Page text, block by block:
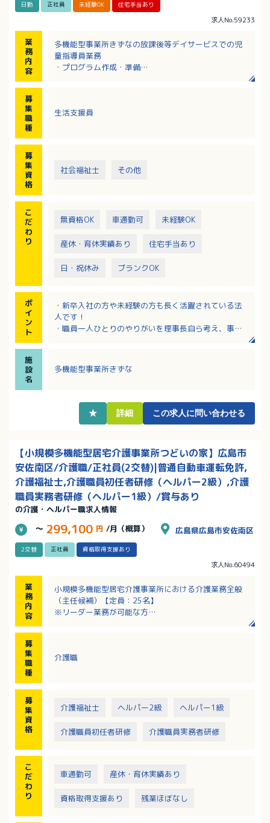
日勤 正社員 未経験OK 住宅手当あり
求人No.59233
業
務
内
容
多機能型事業所きずなの放課後等デイサービスでの児
童指導員業務
・プログラム作成・準備
※月2回の音楽療法やお菓子などの簡単なクッキングを
※利用者について：1日平均12名（小学生が中心）
・送迎業務があるため普通自動車運転必須（AT限定
※送迎補足 車種：ノア、パッソ（一人または二人で
募
集
職
種
生活支援員
募
集
資
格
社会福祉士 その他
こ
だ
わ
り
無資格OK 車通勤可 未経験OK
産休・育休実績あり 住宅手当あり
日・祝休み ブランクOK
ポ
イ
ン
ト
・新卒入社の方や未経験の方も長く活躍されている法
人です！
・職員一人ひとりのやりがいを理事長自ら考え、事業
・応募についてはまず見学からでも可能です！
・20代～50代の幅広い年齢層の方が働いておられます
施
設
名
多機能型事業所きずな
★ 詳細 この求人に問い合わせる
【小規模多機能型居宅介護事業所つどいの家】広島市
安佐南区/介護職/正社員(2交替)|普通自動車運転免許,
介護福祉士,介護職員初任者研修（ヘルパー2級）,介護
職員実務者研修（ヘルパー1級）/賞与あり
の介護・ヘルパー職求人情報
～ 299,100 円 /月（概算） 広島県広島市安佐南区
2交替 正社員 資格取得支援あり
求人No.60494
業
務
内
容
小規模多機能型居宅介護事業所における介護業務全般
（主任候補）【定員：25名】
※リーダー業務が可能な方
募
集
職
種
介護職
募
集
資
格
介護福祉士 ヘルパー2級 ヘルパー1級
介護職員初任者研修 介護職員実務者研修
こ
だ
わ
り
車通勤可 産休・育休実績あり
資格取得支援あり 残業ほぼなし